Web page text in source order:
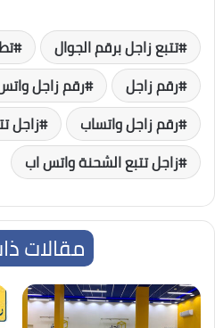
تتبع زاجل برقم الجوال
رقم زاجل
رقم زاجل
رقم زاجل واتساب
زاجل
زاجل تتبع الشحنة واتس اب
مقالات